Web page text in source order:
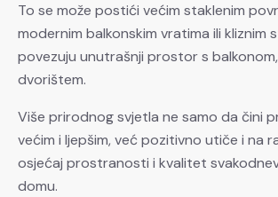
To se može postići većim staklenim
modernim balkonskim vratima ili kliznim
povezuju unutrašnji prostor s
dvorištem.
Više prirodnog svjetla ne samo da čini
većim i ljepšim, već pozitivno utiče i na
osjećaj prostranosti i kvalitet
domu.